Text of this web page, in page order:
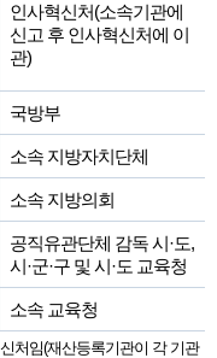
인사혁신처(소속기관에
신고 후 인사혁신처에 이
관)
국방부
소속 지방자치단체
소속 지방의회
공직유관단체 감독 시·도,
시·군·구 및 시·도 교육청
소속 교육청
처임(재산등록기관이 각 기관